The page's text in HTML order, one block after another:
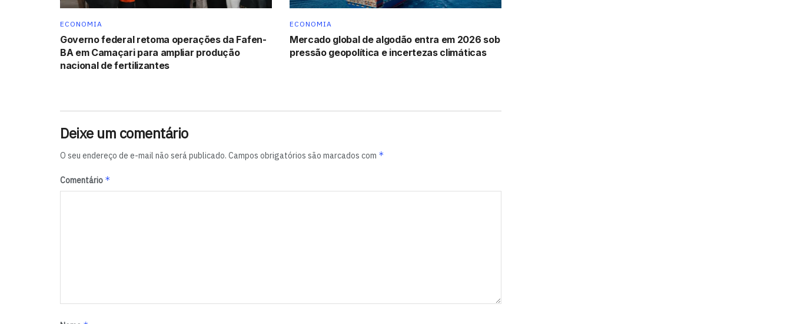
ECONOMIA
Governo federal retoma operações da Fafen-
BA em Camaçari para ampliar produção
nacional de fertilizantes
ECONOMIA
Mercado global de algodão entra em 2026 sob
pressão geopolítica e incertezas climáticas
Deixe um comentário
O seu endereço de e-mail não será publicado. Campos obrigatórios são marcados com *
Comentário *